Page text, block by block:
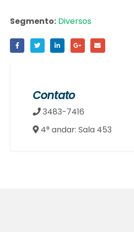
Segmento: Diversos
Contato
3483-7416
4° andar: Sala 453